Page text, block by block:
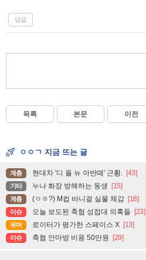
답글
목록 본문 이전
ㅇㅇㄱ 지금 뜨는 글
계층 현대차 '디 올 뉴 아반떼' 근황. [43]
기타 누나 화장 방해하는 동생 [15]
계층 (ㅇㅎ?) M컵 바니걸 실물 체감 [18]
이슈 오늘 보도된 축협 성접대 의혹들 [23]
유머 로이터가 평가한 스페이스 X [13]
이슈 축협 안마방 비용 50만원 [29]